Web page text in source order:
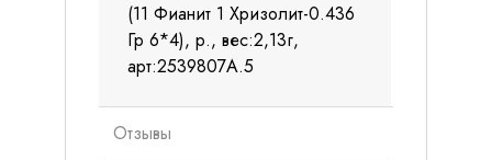
(11 Фианит 1 Хризолит-0.436
Гр 6*4), р., вес:2,13г,
арт:2539807А.5
Отзывы